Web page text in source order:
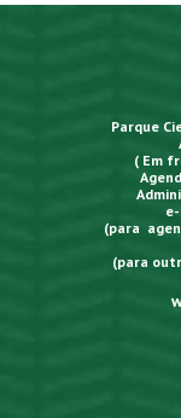
Parque
( Em
(para
(para